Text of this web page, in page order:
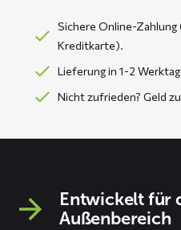
Sichere Online-Zahlung
Kreditkarte).
Lieferung in 1-2
Nicht zufrieden? Geld
Entwickelt für
Außenbereich